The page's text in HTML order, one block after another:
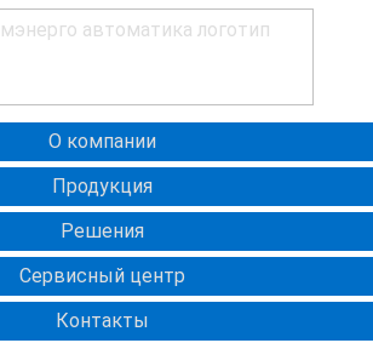
О компании
Продукция
Решения
Сервисный центр
Контакты